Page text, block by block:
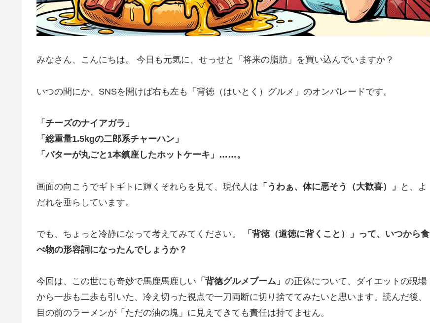
みなさん、こんにちは。 今日も元気に、せっせと「将来の脂肪」を買い込んでいますか？
いつの間にか、SNSを開けば右も左も「背徳（はいとく）グルメ」のオンパレードです。
「チーズのナイアガラ」
「総重量1.5kgの二郎系チャーハン」
「バターが丸ごと1本鎮座したホットケーキ」……。
画面の向こうでギトギトに輝くそれらを見て、現代人は 「うわぁ、体に悪そう（大歓喜）」
と、よ
だれを垂らしています。
でも、ちょっと冷静になって考えてみてください。
「背徳（道徳に背くこと）」って、いつから食
べ物の形容詞になったんでしょうか？
今回は、この世にも奇妙で馬鹿馬鹿しい 「背徳グルメブーム」 の正体について、ダイエットの現場
から一歩も二歩も引いた、冷え切った視点で一刀両断に切り捨ててみたいと思います。読んだ後、
目の前のラーメンが「ただの油の塊」に見えてきても責任は持てません。